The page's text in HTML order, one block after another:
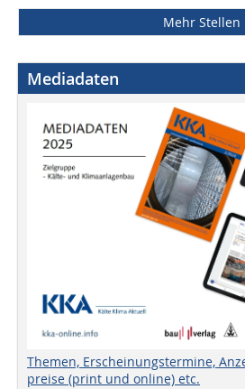
Mehr Stellen
Mediadaten
Themen, Erscheinungstermine,
preise (print und online) etc.